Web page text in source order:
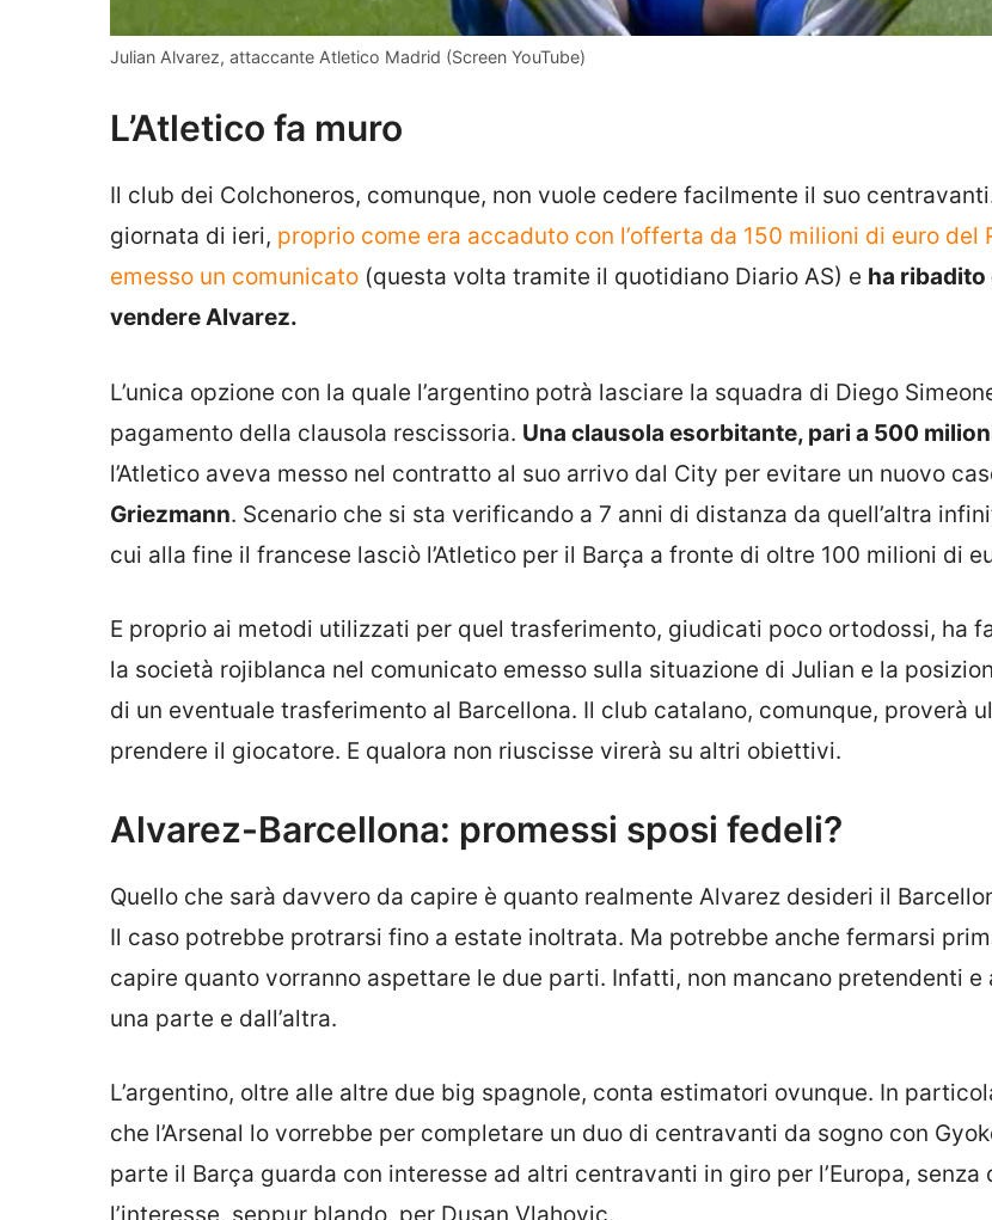
Julian Alvarez, attaccante Atletico Madrid (Screen YouTube)
L’Atletico fa muro
Il club dei Colchoneros, comunque, non vuole cedere facilmente il suo
giornata di ieri, proprio come era accaduto con l’offerta da 150 milioni di euro del
emesso un comunicato (questa volta tramite il quotidiano Diario AS) e ha ribadito
vendere Alvarez.
L’unica opzione con la quale l’argentino potrà lasciare la squadra di Diego
pagamento della clausola rescissoria. Una clausola esorbitante, pari a 500
l’Atletico aveva messo nel contratto al suo arrivo dal City per evitare un nuovo
Griezmann. Scenario che si sta verificando a 7 anni di distanza da quell’altra
cui alla fine il francese lasciò l’Atletico per il Barça a fronte di oltre 100 milioni di
E proprio ai metodi utilizzati per quel trasferimento, giudicati poco ortodossi, ha
la società rojiblanca nel comunicato emesso sulla situazione di Julian e la
di un eventuale trasferimento al Barcellona. Il club catalano, comunque, proverà
prendere il giocatore. E qualora non riuscisse virerà su altri obiettivi.
Alvarez-Barcellona: promessi sposi fedeli?
Quello che sarà davvero da capire è quanto realmente Alvarez desideri il
Il caso potrebbe protrarsi fino a estate inoltrata. Ma potrebbe anche fermarsi
capire quanto vorranno aspettare le due parti. Infatti, non mancano pretendenti e
una parte e dall’altra.
L’argentino, oltre alle altre due big spagnole, conta estimatori ovunque. In
che l’Arsenal lo vorrebbe per completare un duo di centravanti da sogno con
parte il Barça guarda con interesse ad altri centravanti in giro per l’Europa, senza